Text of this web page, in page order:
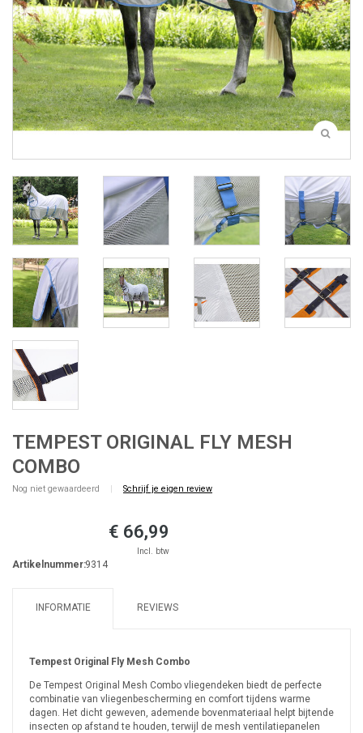
TEMPEST ORIGINAL FLY MESH
COMBO
Nog niet gewaardeerd | Schrijf je eigen review
€ 66,99
Incl. btw
Artikelnummer:9314
INFORMATIE REVIEWS
Tempest Original Fly Mesh Combo
De Tempest Original Mesh Combo vliegendeken biedt de perfecte
combinatie van vliegenbescherming en comfort tijdens warme
dagen. Het dicht geweven, ademende bovenmateriaal helpt bijtende
insecten op afstand te houden, terwijl de mesh ventilatiepanelen